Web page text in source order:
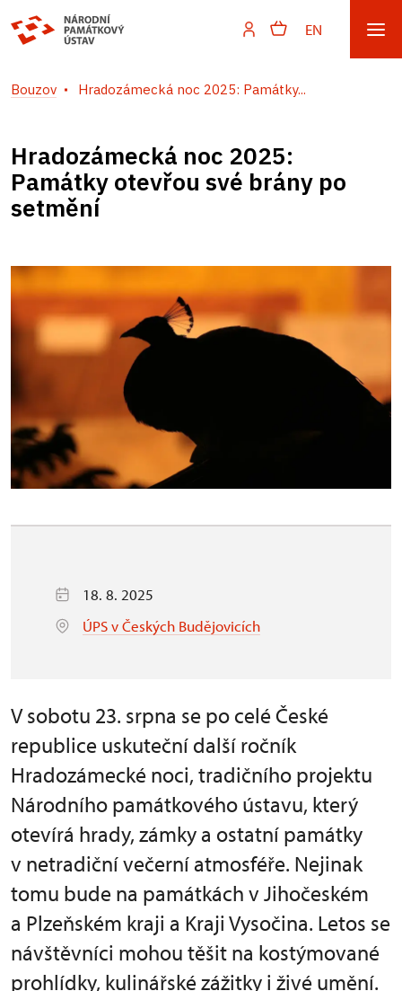
EN
Bouzov Hradozámecká noc 2025: Památky...
Hradozámecká noc 2025:
Památky otevřou své brány po
setmění
18. 8. 2025
ÚPS v Českých Budějovicích
V sobotu 23. srpna se po celé České
republice uskuteční další ročník
Hradozámecké noci, tradičního projektu
Národního památkového ústavu, který
otevírá hrady, zámky a ostatní památky
v netradiční večerní atmosféře. Nejinak
tomu bude na památkách v Jihočeském
a Plzeňském kraji a Kraji Vysočina. Letos se
návštěvníci mohou těšit na kostýmované
prohlídky, kulinářské zážitky i živé umění.